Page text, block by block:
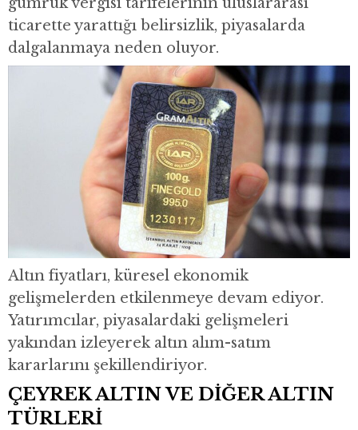
ticarette yarattığı belirsizlik, piyasalarda
dalgalanmaya neden oluyor.
Altın fiyatları, küresel ekonomik
gelişmelerden etkilenmeye devam ediyor.
Yatırımcılar, piyasalardaki gelişmeleri
yakından izleyerek altın alım-satım
kararlarını şekillendiriyor.
ÇEYREK ALTIN VE DİĞER ALTIN
TÜRLERİ